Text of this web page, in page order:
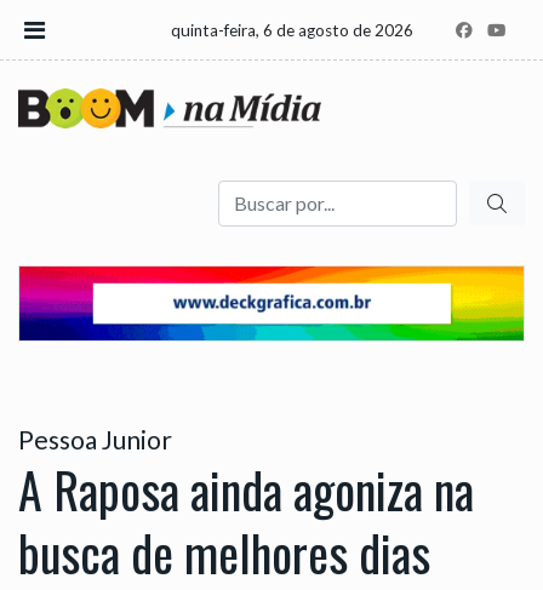
quinta-feira, 6 de agosto de 2026
Buscar
Pessoa Junior
A Raposa ainda agoniza na
busca de melhores dias